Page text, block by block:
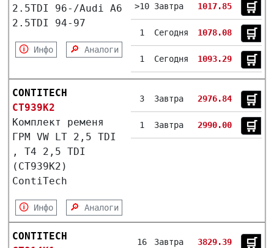
2.5TDI 96-/Audi A6
2.5TDI 94-97
🛈Инфо 🔎 Аналоги
>10 Завтра 1017.85 🛒︎
1 Сегодня 1078.08 🛒︎
1 Сегодня 1093.29 🛒︎
CONTITECH
CT939K2
Комплект ременя
ГРМ VW LT 2,5 TDI
, T4 2,5 TDI
(CT939K2)
ContiTech
🛈Инфо 🔎 Аналоги
3 Завтра 2976.84 🛒︎
1 Завтра 2990.00 🛒︎
CONTITECH
16 Завтра 3829.39 🛒︎